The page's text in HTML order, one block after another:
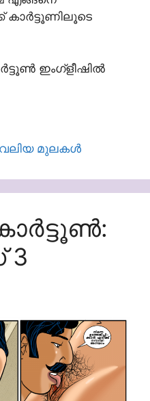
കാർട്ടൂണിലൂടെ
ഇംഗ്ളീഷിൽ
വലിയ മുലകൾ
3